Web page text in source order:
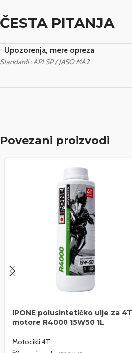
ČESTA PITANJA
Upozorenja, mere opreza
Standardi : API SP / JASO MA2
Povezani proizvodi
IPONE polusintetičko ulje za 4T
motore R4000 15W50 1L
Motocikli 4T